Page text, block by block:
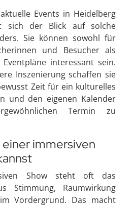
Events in Heidelberg
sich der Blick auf solche
Sie können sowohl für
und Besucher als
interessant sein.
Inszenierung schaffen sie
Zeit für ein kulturelles
und den eigenen Kalender
Termin zu
immersiven
Show steht oft das
Stimmung, Raumwirkung
Vordergrund. Das macht